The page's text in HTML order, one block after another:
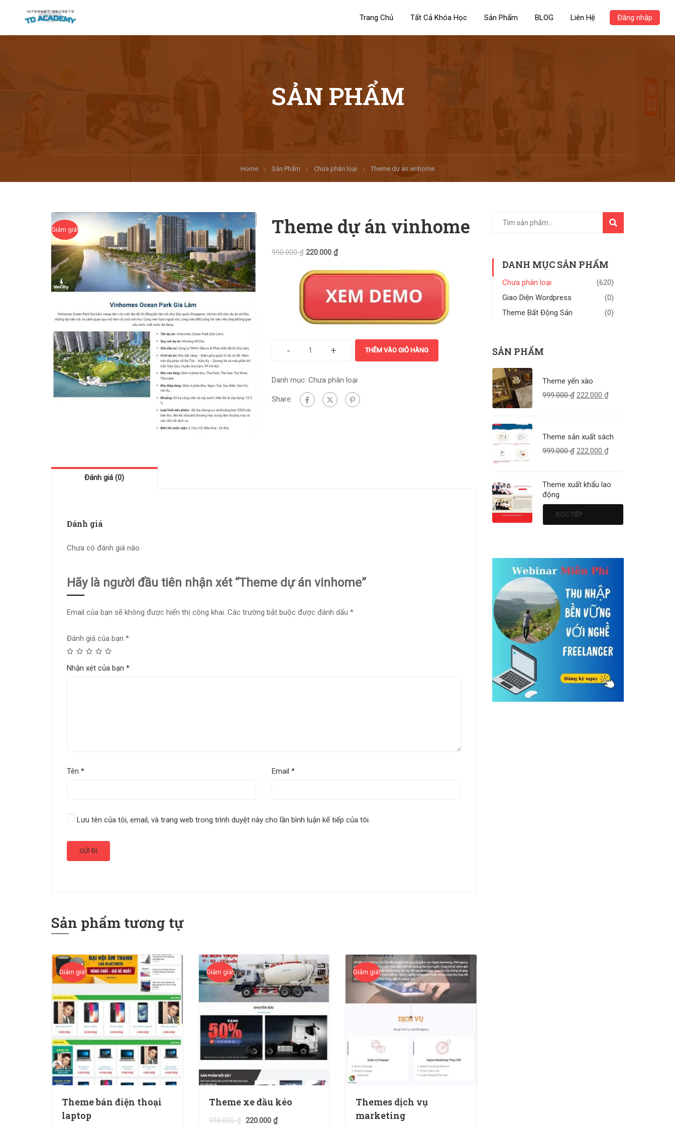
Trang Chủ Tất Cả Khóa Học Sản Phẩm BLOG Liên Hệ Đăng nhập
SẢN PHẨM
Home Sản Phẩm Chưa phân loại Theme dự án vinhome
Giảm giá! Theme dự án vinhome
990.000₫ 220.000 ₫
- + THÊM VÀO GIỎ HÀNG
Danh mục: Chưa phân loại
Share:
Đánh giá (0)
Đánh giá
Chưa có đánh giá nào.
Hãy là người đầu tiên nhận xét “Theme dự án vinhome”
Email của bạn sẽ không được hiển thị công khai. Các trường bắt buộc được đánh dấu *
Đánh giá của bạn *
Nhận xét của bạn *
Tên * Email*
Lưu tên của tôi, email, và trang web trong trình duyệt này cho lần bình luận kế tiếp của tôi.
Sản phẩm tương tự
Giảm giá!
Theme bán điện thoại
laptop
Giảm giá!
Theme xe đầu kéo
990.000₫ 220.000 ₫
Giảm giá!
Themes dịch vụ
marketing
TÌM
KIẾM
DANH MỤC SẢN PHẨM
Chưa phân loại
(620)
Giao Diện Wordpress
(0)
Theme Bất Động Sản
(0)
SẢN PHẨM
Theme yến xào
999.000₫ 222.000 ₫
Theme sản xuất sách
999.000₫ 222.000 ₫
Theme xuất khẩu lao
động
ĐỌC TIẾP